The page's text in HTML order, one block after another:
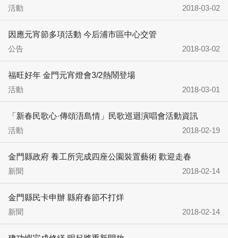
活動
2018-03-02
因應元宵節多項活動 今后浦市區中心交管
公告
2018-03-02
福旺好年 金門元宵燈會3/2熱鬧登場
活動
2018-03-01
「新春民歌心·傳頌浯島情」民歌巡迴演唱會活動資訊
活動
2018-02-19
金門縣政府 養工所完成四座公園裝置藝術 歡迎走春
新聞
2018-02-14
金門縣民卡申辦 縣府春節不打烊
新聞
2018-02-14